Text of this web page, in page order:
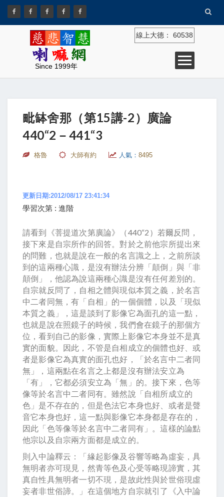
Since 1999年
線上大德： 60538
毗缽舍那（第15講-2）廣論
440“2－441“3
格魯 大師有約 人氣： 8495
更新日期:2012/08/17 23:41:34
學習次第 : 進階
請看到《菩提道次第廣論》（440“2）若爾反問，
接下來是自宗所作的回答。對於之前他宗所提出來
的問難，也就是說在一般的名言識之上，之前所談
到的這兩種心識，是沒有辦法分辨「顛倒」與「非
顛倒」，他認為說這兩種心識是沒有任何差別的。
自宗就反問了，自相之體與現似本質之義，於名言
中二者同無，有「自相」的一個個體，以及「現似
本質之義」，這是談到了影像它為面孔的這一點，
也就是說在照鏡子的時候，我們會在鏡子的那個方
位，看到自己的影像，實際上影像它本身並不是真
實的面貌。因此，不管是自相成立的個體也好、或
者是影像它為真實的面孔也好，「於名言中二者同
無」，這兩點在名言之上都是沒有辦法安立為
「有」，它都必須安立為「無」的。接下來，色等
像等於名言中二者同有。雖然說「自相所成立的
色」是不存在的，但是色法它本身也好、或者是聲
音它本身也好，這一點與影像它本身都是存在的，
因此「色等像等於名言中二者同有」。這樣的論點
他宗以及自宗兩方面都是成立的。
則入中論釋云：「緣起影像及谷響等略為虛妄，具
無明者亦可現見，然青等色及心受等略現諦實，其
真自性具無明者一切不現，是故此性與於世俗現虛
妄者非世俗諦。」在這個地方自宗就引了《入中論